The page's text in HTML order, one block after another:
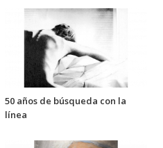
50 años de búsqueda con la
línea